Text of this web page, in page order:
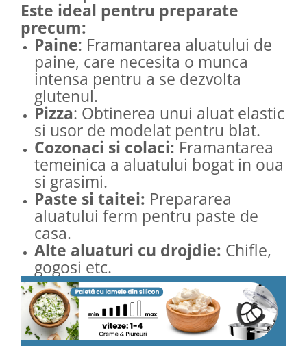
Este ideal pentru preparate
precum:
Paine: Framantarea aluatului de
paine, care necesita o munca
intensa pentru a se dezvolta
glutenul.
Pizza: Obtinerea unui aluat elastic
si usor de modelat pentru blat.
Cozonaci si colaci:Framantarea
temeinica a aluatului bogat in oua
si grasimi.
Paste si taitei: Prepararea
aluatului ferm pentru paste de
casa.
Alte aluaturi cu drojdie: Chifle,
gogosi etc.